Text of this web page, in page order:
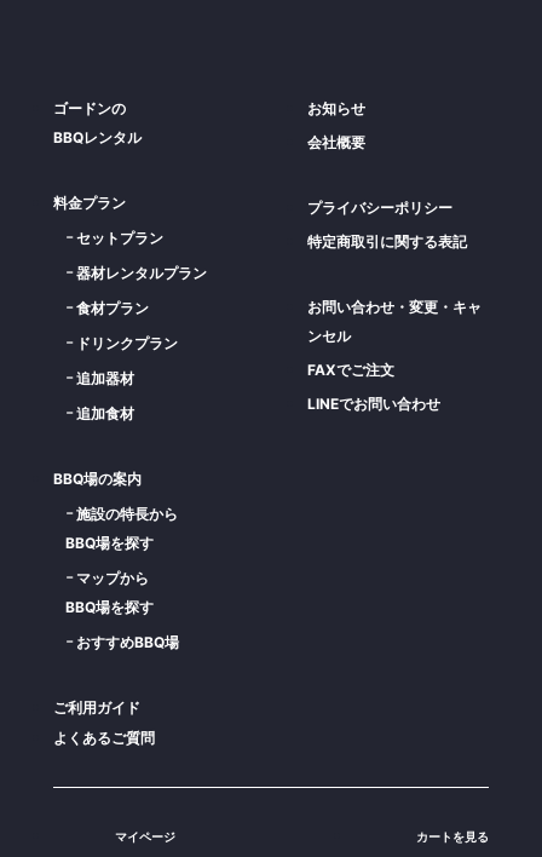
ゴードンの
BBQレンタル
料金プラン
セットプラン
器材レンタルプラン
食材プラン
ドリンクプラン
追加器材
追加食材
BBQ場の案内
施設の特長から
BBQ場を探す
マップから
BBQ場を探す
おすすめBBQ場
ご利用ガイド
よくあるご質問
お知らせ
会社概要
プライバシーポリシー
特定商取引に関する表記
お問い合わせ・変更・キャ
ンセル
FAXでご注文
LINEでお問い合わせ
マイページ カートを見る